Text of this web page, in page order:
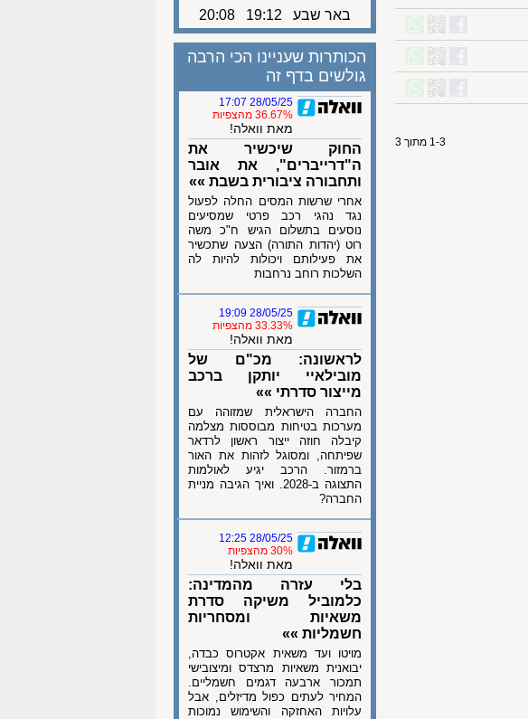
1-3 מתוך 3
באר שבע
19:12
20:08
הכותרות שעניינו הכי הרבה
גולשים בדף זה
28/05/25 17:07
36.67% מהצפיות
מאת וואלה!
החוק שיכשיר את
ה"דרייברים", את אובר
ותחבורה ציבורית בשבת »»
אחרי שרשות המסים החלה לפעול
נגד נהגי רכב פרטי שמסיעים
נוסעים בתשלום הגיש ח"כ משה
רוט (יהדות התורה) הצעה שתכשיר
את פעילותם ויכולות להיות לה
השלכות רוחב נרחבות
28/05/25 19:09
33.33% מהצפיות
מאת וואלה!
לראשונה: מכ"ם של
מובילאיי יותקן ברכב
מייצור סדרתי »»
החברה הישראלית שמזוהה עם
מערכות בטיחות מבוססות מצלמה
קיבלה חוזה ייצור ראשון לרדאר
שפיתחה, ומסוגל לזהות את האור
ברמזור. הרכב יגיע לאולמות
התצוגה ב-2028. ואיך הגיבה מניית
החברה?
28/05/25 12:25
30% מהצפיות
מאת וואלה!
בלי עזרה מהמדינה:
כלמוביל משיקה סדרת
משאיות ומסחריות
חשמליות »»
מויטו ועד משאית אקטרוס כבדה,
יבואנית משאיות מרצדס ומיצובישי
תמכור ארבעה דגמים חשמליים.
המחיר לעתים כפול מדיזלים, אבל
עלויות האחזקה והשימוש נמוכות